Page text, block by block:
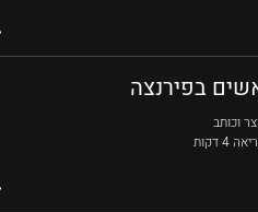
בפירנצה
וכותב
4 דקות